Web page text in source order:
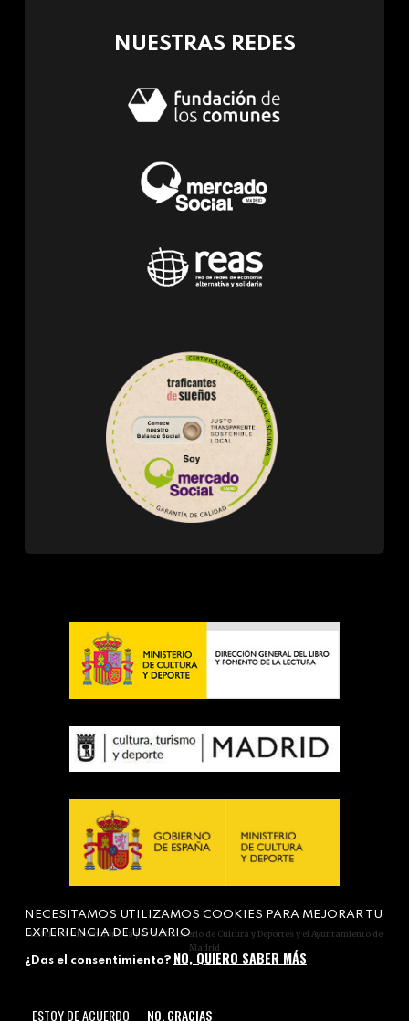
NUESTRAS REDES
Actividad subvencionada por el Ministerio de Cultura y Deportes y el Ayuntamiento de
Madrid
NECESITAMOS UTILIZAMOS COOKIES PARA MEJORAR TU
EXPERIENCIA DE USUARIO
¿Das el consentimiento? NO, QUIERO SABER MÁS
ESTOY DE ACUERDO NO, GRACIAS